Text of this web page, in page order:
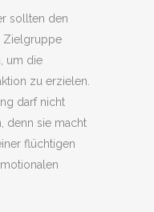
sollten den
Zielgruppe
um die
zu erzielen.
darf nicht
denn sie macht
flüchtigen